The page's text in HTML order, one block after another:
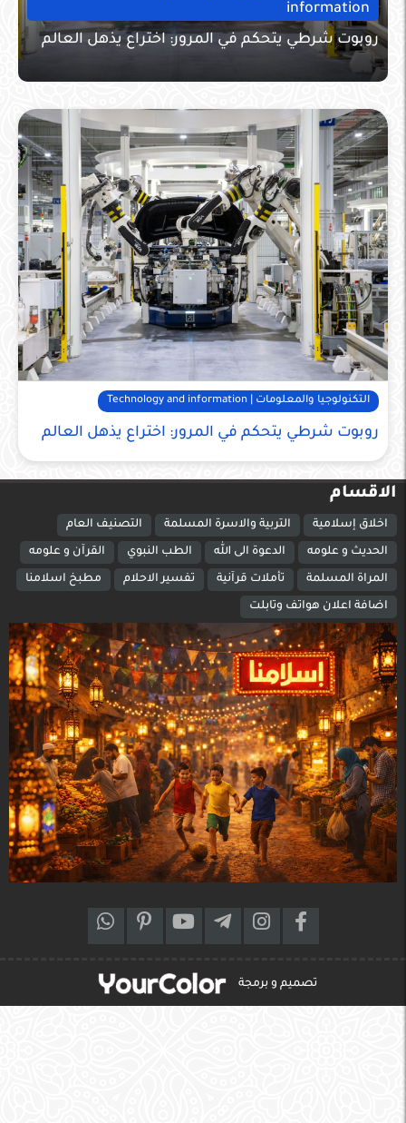
information
روبوت شرطي يتحكم في المرور: اختراع يذهل العالم
التكنولوجيا والمعلومات | Technology and information
روبوت شرطي يتحكم في المرور: اختراع يذهل العالم
الاقسام
اخلاق إسلامية التربية والاسرة المسلمة التصنيف العام
الحديث و علومه الدعوة الى الله الطب النبوي القرآن و علومه
المراة المسلمة تأملات قرآنية تفسير الاحلام مطبخ اسلامنا
اضافة اعلان هواتف وتابلت
تصميم و برمجة